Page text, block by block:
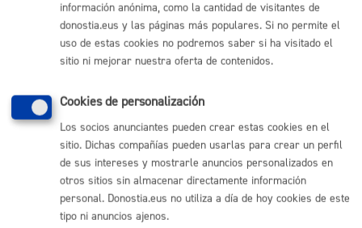
(gratuito desde Donostia / San Sebastián)
(+34) 943 481 000
Buzón de la ciudadanía
Enlaces útiles
Ofertas de empleo
Perfil del contratante
Sede electrónica
Mapas - GeoDonostia
Sala de prensa
información anónima, como la cantidad de visitantes de
donostia.eus y las páginas más populares. Si no permite el
uso de estas cookies no podremos saber si ha visitado el
sitio ni mejorar nuestra oferta de contenidos.
Cookies de personalización
Los socios anunciantes pueden crear estas cookies en el
sitio. Dichas compañías pueden usarlas para crear un perfil
de sus intereses y mostrarle anuncios personalizados en
otros sitios sin almacenar directamente información
personal. Donostia.eus no utiliza a día de hoy cookies de este
tipo ni anuncios ajenos.